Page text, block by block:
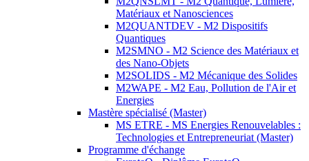
Matériaux et Nanosciences
M2QUANTDEV - M2 Dispositifs
Quantiques
M2SMNO - M2 Science des Matériaux et
des Nano-Objets
M2SOLIDS - M2 Mécanique des Solides
M2WAPE - M2 Eau, Pollution de l'Air et
Energies
Mastère spécialisé (Master)
MS ETRE - MS Energies Renouvelables :
Technologies et Entrepreneuriat (Master)
Programme d'échange